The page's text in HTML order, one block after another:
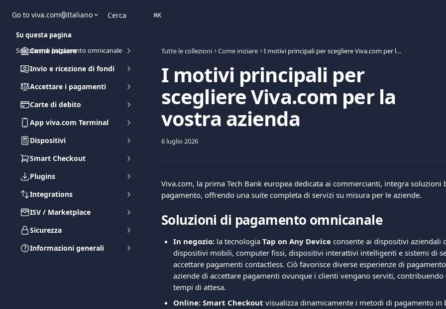
Go to viva.com Italiano Cerca ⌘K
Come iniziare
Invio e ricezione di fondi
Accettare i pagamenti
Carte di debito
App viva.com Terminal
Dispositivi
Smart Checkout
Plugins
Integrations
ISV / Marketplace
Sicurezza
Informazioni generali
Tutte le collezioni Come iniziare I motivi principali per scegliere Viva.com per la vostra azienda
I motivi principali per
scegliere Viva.com per la
vostra azienda
6 luglio 2026
Viva.com, la prima Tech Bank europea dedicata ai commercianti, integra soluzioni
pagamento, offrendo una suite completa di servizi su misura per le aziende.
Soluzioni di pagamento omnicanale
In negozio: la tecnologia Tap on Any Device consente ai dispositivi aziendali
dispositivi mobili, computer fissi, dispositivi interattivi intelligenti e sistemi di
accettare pagamenti contactless. Ciò favorisce diverse esperienze di
aziende di accettare pagamenti ovunque i clienti vengano serviti, contribuendo
tempi di attesa.
Online: Smart Checkout visualizza dinamicamente i metodi di pagamento in
Su questa pagina
Soluzioni di pagamento omnicanale